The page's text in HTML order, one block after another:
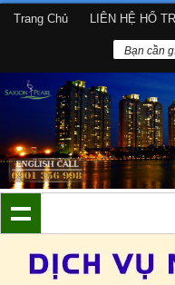
Trang Chủ LIÊN HỆ HỔ